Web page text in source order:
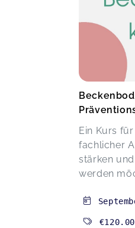
Ein Kurs
fachlicher
stärken
werden
€120.00